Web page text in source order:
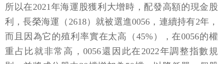
所以在2021年海運股獲利大增時，配發高額的現金股
利，長榮海運（2618）就被選進0056，連續持有2年，
而且因為它的殖利率實在太高（45%），在0056的權
重占比就非常高，0056還因此在2022年調整指數規